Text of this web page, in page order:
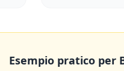
Esempio pratico per